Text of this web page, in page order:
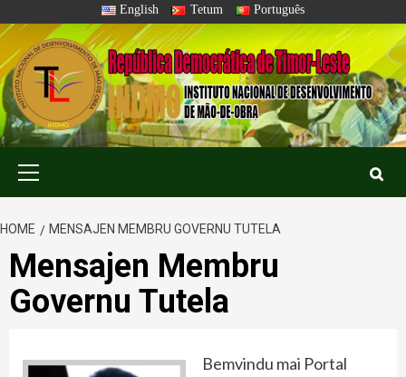
to
content
English Tetum Português
HOME MENSAJEN MEMBRU GOVERNU TUTELA
Mensajen Membru
Governu Tutela
Bemvindu mai Portal